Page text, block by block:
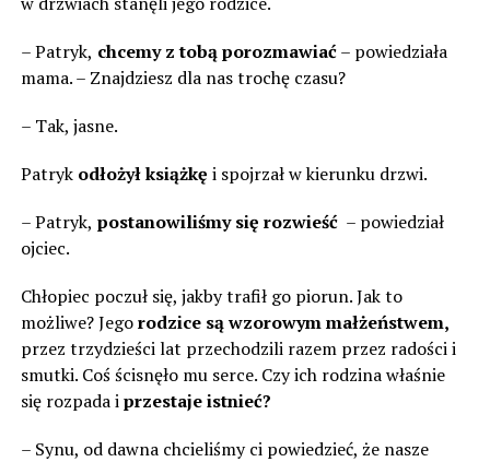
– Patryk, chcemy z tobą porozmawiać– powiedziała
mama. – Znajdziesz dla nas trochę czasu?
– Tak, jasne.
Patryk odłożył książkę i spojrzał w kierunku drzwi.
– Patryk, postanowiliśmy się rozwieść– powiedział
ojciec.
Chłopiec poczuł się, jakby trafił go piorun. Jak to
możliwe? Jegorodzice są wzorowym małżeństwem,
przez trzydzieści lat przechodzili razem przez radości i
smutki. Coś ścisnęło mu serce. Czy ich rodzina właśnie
się rozpada iprzestaje istnieć?
– Synu, od dawna chcieliśmy ci powiedzieć, że nasze